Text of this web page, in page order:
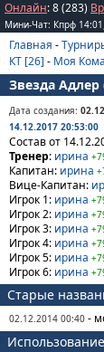
Онлайн: 8 (283)
Мини-Чат: Кпрф 14:01
Главная -
КТ [26] - Моя
Звезда
Дата создания:
14.12.2017 20:53:00
Состав от
Тренер: ирина
Капитан: ирина
Вице-Капитан:
Игрок 1: ирина
Игрок 2: ирина
Игрок 3: ирина
Игрок 4: ирина
Игрок 5: ирина
Игрок 6: ирина
Старые
02.12.2014 00:40 -